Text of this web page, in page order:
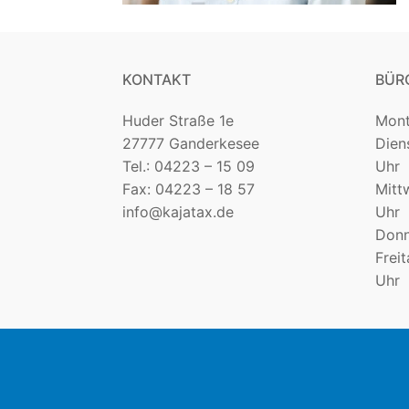
KONTAKT
Huder Straße 1e
27777 Ganderkesee
Tel.: 04223 – 15 09
Fax: 04223 – 18 57
info@kajatax.de
Uhr
Uhr
Uhr